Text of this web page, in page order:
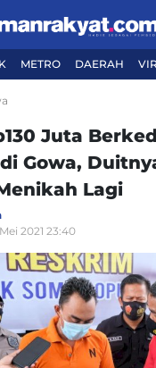
METRO DAERAH
Juta
Gowa,
Lagi
2021 23:40